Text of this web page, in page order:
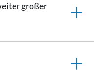
großer